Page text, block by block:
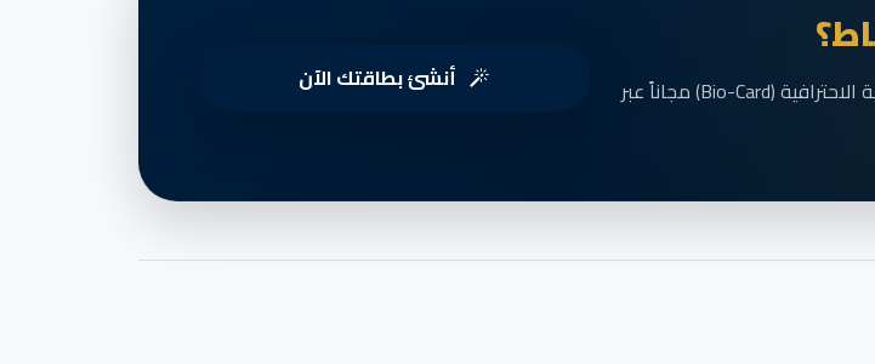
انضم الآن إلى رواد الأعمال في الناظور وقم بإنشاء بطاقة أعمالك الرقمية الاحترافية (Bio-Card) مجاناً عبر
أنشئ بطاقتك الآن